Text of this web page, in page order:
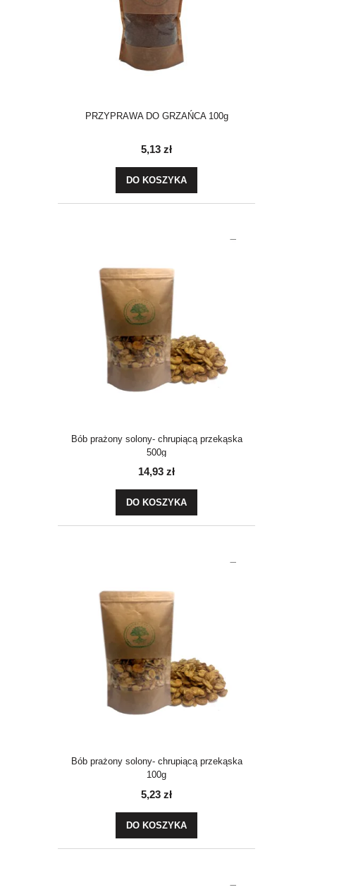
PRZYPRAWA DO GRZAŃCA 100g
5,13 zł
DO KOSZYKA
Bób prażony solony- chrupiącą przekąska
500g
14,93 zł
DO KOSZYKA
Bób prażony solony- chrupiącą przekąska
100g
5,23 zł
DO KOSZYKA